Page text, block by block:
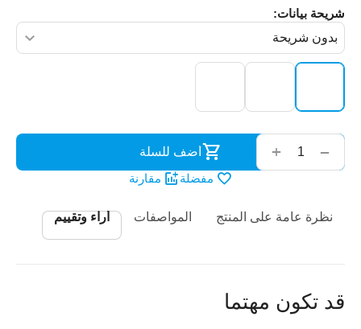
شريحة بيانات:
أضف للسلة
مفضلة
مقارنة
نظرة عامة على المنتج المواصفات أراء وتقييم
قد تكون مهتما